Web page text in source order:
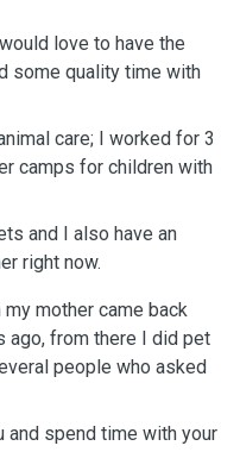
love to have the
some quality time with
care; I worked for 3
camps for children with
and I also have an
right now.
mother came back
ago, from there I did pet
people who asked
and spend time with your